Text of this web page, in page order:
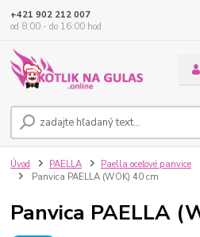
+421 902 212 007
od 8:00 - do 16:00 hod
Úvod PAELLA Paella oceľové panvice
Panvica PAELLA (WOK) 40 cm
Panvica PAELLA